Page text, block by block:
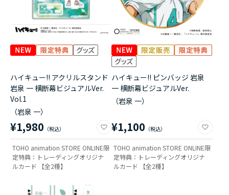
『無職転生Ⅲ ～異世界行ったら本気だす～』
『ふつつかな悪女ではございますが ～雛宮蝶鼠と
りかえ伝～』
ハイキュー!! アクリルスタンド
岩泉 一 横断幕ビジュアルVer.
Vol.1
（岩泉 一）
¥1,980
TOHO animation STORE ONLINE限
定特典：トレーディングオリジナ
ルカード 【全2種】
ハイキュー!! ピンバッジ 岩泉
一 横断幕ビジュアルVer.
（岩泉 一）
¥1,100
TOHO animation STORE ONLINE限
定特典：トレーディングオリジナ
ルカード 【全2種】